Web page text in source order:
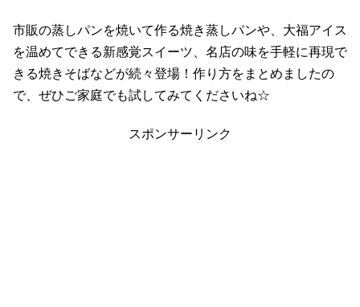
市販の蒸しパンを焼いて作る焼き蒸しパンや、大福アイス
を温めてできる新感覚スイーツ、名店の味を手軽に再現で
きる焼きそばなどが続々登場！作り方をまとめましたの
で、ぜひご家庭でも試してみてくださいね☆
スポンサーリンク